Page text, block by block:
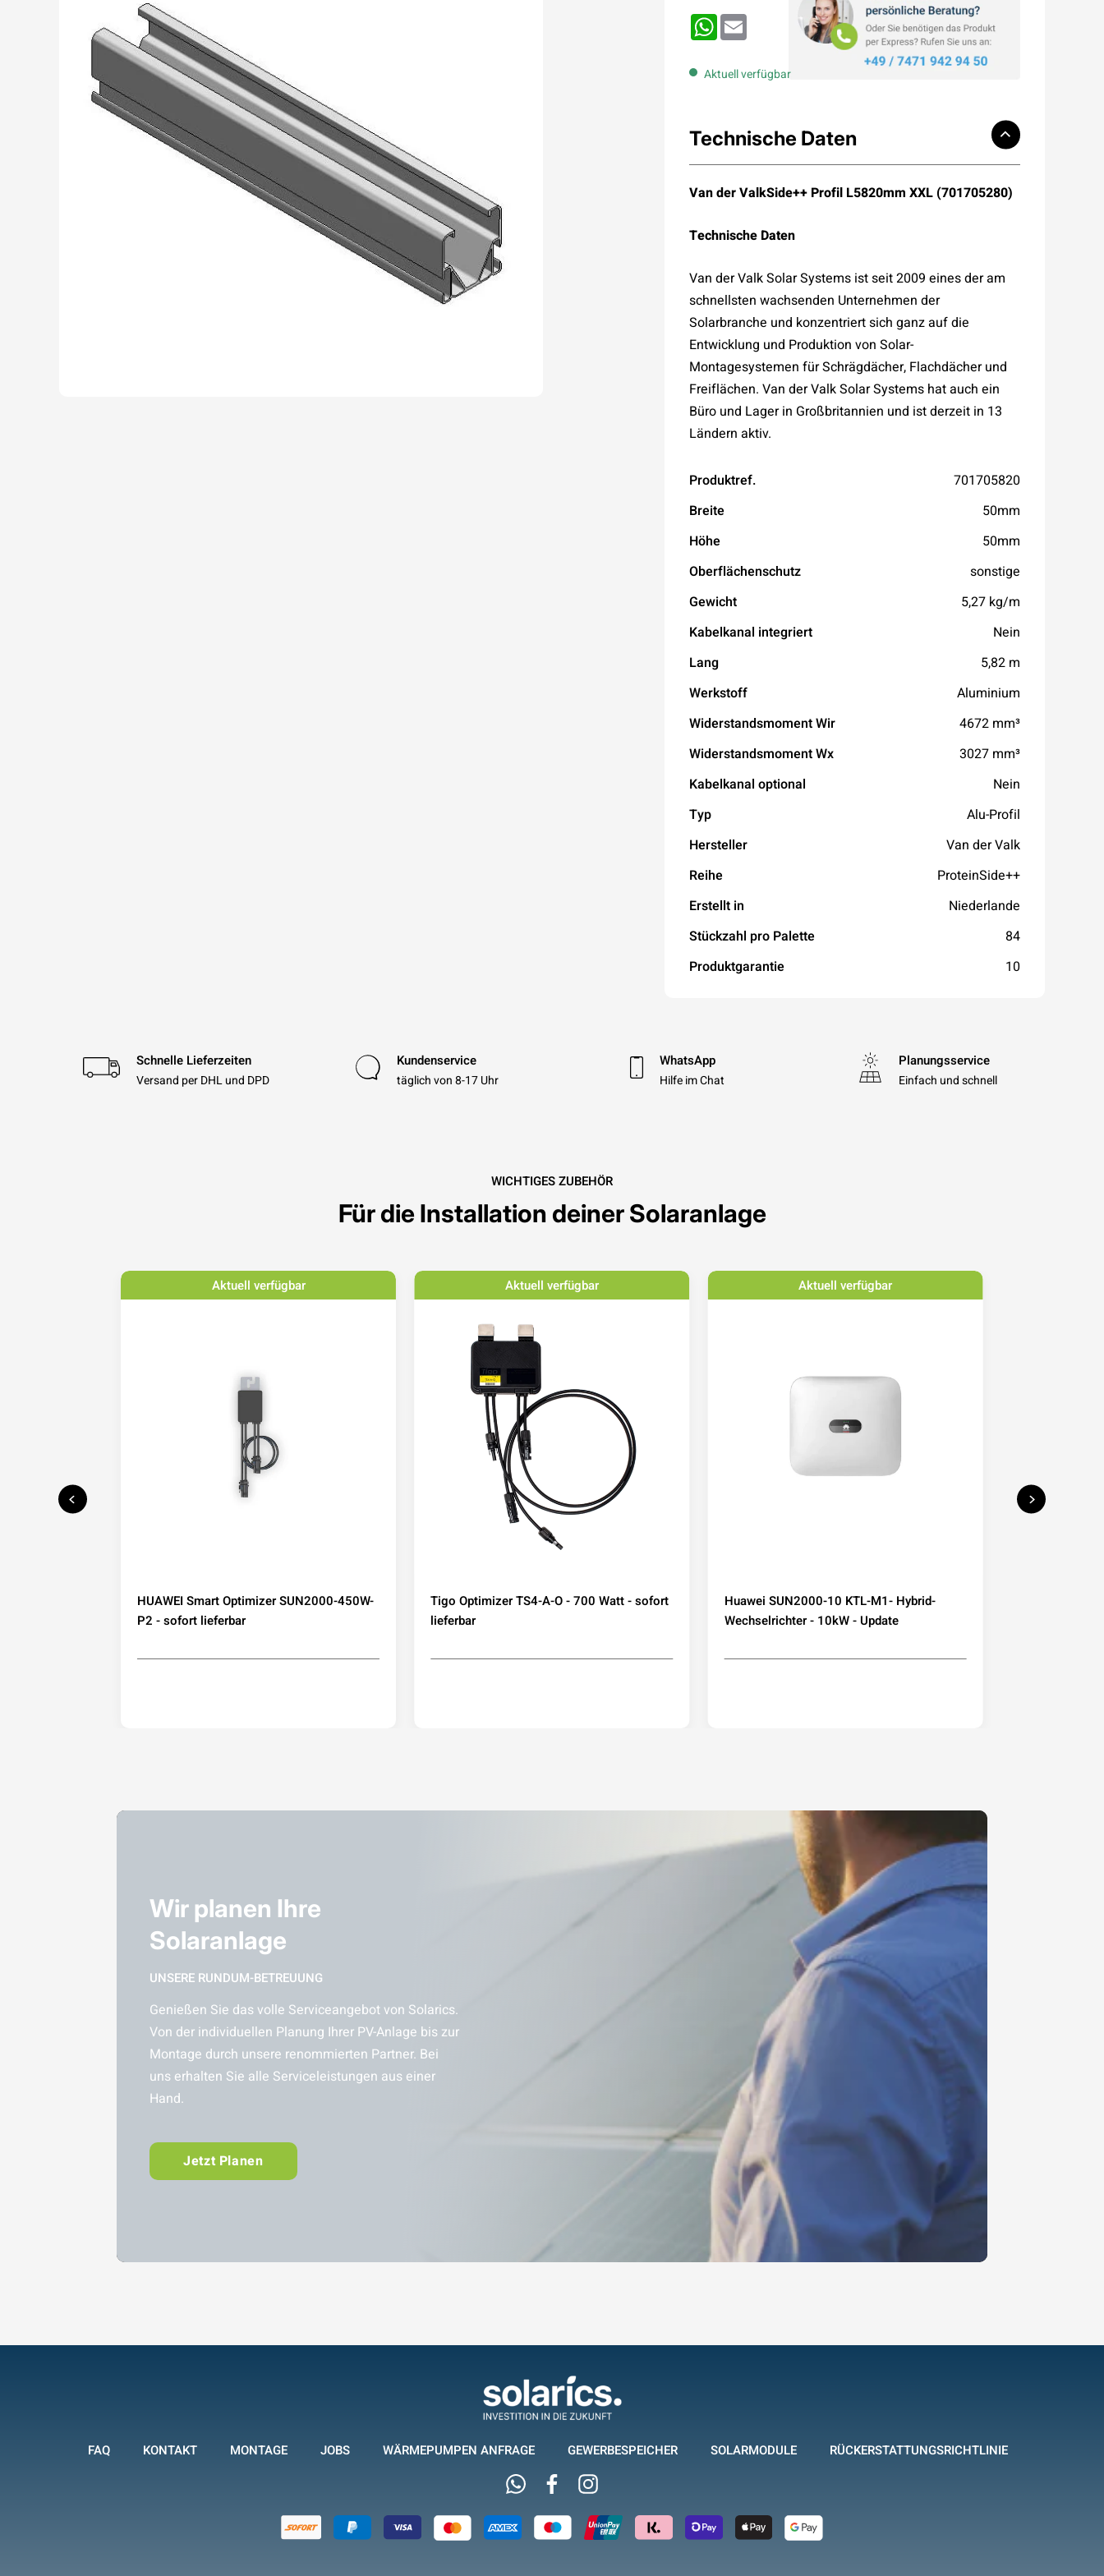
WhatsApp
Aktuell verfügbar
Technische Daten
Van der ValkSide++ Profil L5820mm XXL (701705280)
Technische Daten
Van der Valk Solar Systems ist seit 2009 eines der am
schnellsten wachsenden Unternehmen der
Solarbranche und konzentriert sich ganz auf die
Entwicklung und Produktion von Solar-
Montagesystemen für Schrägdächer, Flachdächer und
Freiflächen. Van der Valk Solar Systems hat auch ein
Büro und Lager in Großbritannien und ist derzeit in 13
Ländern aktiv.
Produktref. 701705820
Breite 50mm
Höhe 50mm
Oberflächenschutz sonstige
Gewicht 5,27 kg/m
Kabelkanal integriert Nein
Lang 5,82 m
Werkstoff Aluminium
Widerstandsmoment Wir 4672 mm³
Widerstandsmoment Wx 3027 mm³
Kabelkanal optional Nein
Typ Alu-Profil
Hersteller Van der Valk
Reihe ProteinSide++
Erstellt in Niederlande
Stückzahl pro Palette 84
Produktgarantie 10
Schnelle Lieferzeiten
Versand per DHL und DPD
Kundenservice
täglich von 8-17 Uhr
WhatsApp
Hilfe im Chat
Planungsservice
Einfach und schnell
WICHTIGES ZUBEHÖR
Für die Installation deiner Solaranlage
Aktuell verfügbar
HUAWEI Smart Optimizer SUN2000-450W-
P2 - sofort lieferbar
Aktuell verfügbar
Tigo Optimizer TS4-A-O - 700 Watt - sofort
lieferbar
Aktuell verfügbar
Huawei SUN2000-10 KTL-M1- Hybrid-
Wechselrichter - 10kW - Update
Wir planen Ihre
Solaranlage
UNSERE RUNDUM-BETREUUNG
Genießen Sie das volle Serviceangebot von Solarics.
Von der individuellen Planung Ihrer PV-Anlage bis zur
Montage durch unsere renommierten Partner. Bei
uns erhalten Sie alle Serviceleistungen aus einer
Hand.
Jetzt Planen
FAQ KONTAKT MONTAGE JOBS WÄRMEPUMPEN ANFRAGE GEWERBESPEICHER SOLARMODULE RÜCKERSTATTUNGSRICHTLINIE
WhatsappFacebookInstagram